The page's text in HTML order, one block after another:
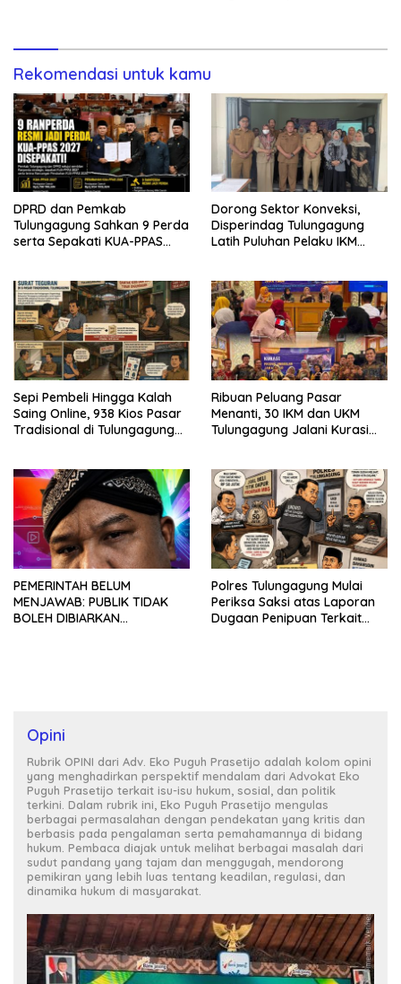
Rekomendasi untuk kamu
DPRD dan Pemkab
Tulungagung Sahkan 9 Perda
serta Sepakati KUA-PPAS
Dorong Sektor Konveksi,
Disperindag Tulungagung
Latih Puluhan Pelaku IKM
Sepi Pembeli Hingga Kalah
Saing Online, 938 Kios Pasar
Tradisional di Tulungagung
Ribuan Peluang Pasar
Menanti, 30 IKM dan UKM
Tulungagung Jalani Kurasi
PEMERINTAH BELUM
MENJAWAB: PUBLIK TIDAK
BOLEH DIBIARKAN
Polres Tulungagung Mulai
Periksa Saksi atas Laporan
Dugaan Penipuan Terkait
Opini
Rubrik OPINI dari Adv. Eko Puguh Prasetijo adalah kolom opini
yang menghadirkan perspektif mendalam dari Advokat Eko
Puguh Prasetijo terkait isu-isu hukum, sosial, dan politik
terkini. Dalam rubrik ini, Eko Puguh Prasetijo mengulas
berbagai permasalahan dengan pendekatan yang kritis dan
berbasis pada pengalaman serta pemahamannya di bidang
hukum. Pembaca diajak untuk melihat berbagai masalah dari
sudut pandang yang tajam dan menggugah, mendorong
pemikiran yang lebih luas tentang keadilan, regulasi, dan
dinamika hukum di masyarakat.